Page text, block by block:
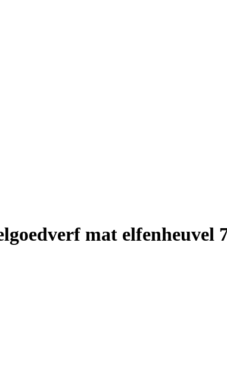
mat elfenheuvel